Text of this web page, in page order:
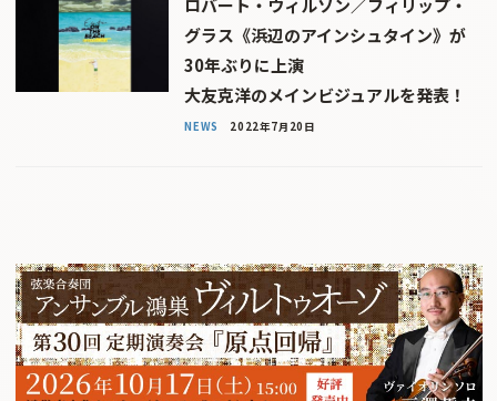
ロバート・ウィルソン／フィリップ・
グラス《浜辺のアインシュタイン》が
30年ぶりに上演
大友克洋のメインビジュアルを発表！
NEWS 2022年7月20日